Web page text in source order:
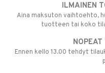
ILMAINEN
Aina maksuton vaihtoehto,
tuotteen tai koko
Ennen kello 13.00 tehdyt